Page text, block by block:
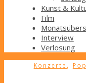
Kunst &
Film
Interview
Verlosung
Konzerte ,